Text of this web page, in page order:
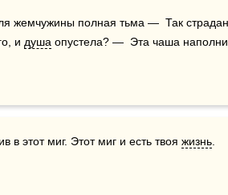
жемчужины полная тьма —  Так
и душа опустела? —  Эта чаша
в этот миг. Этот миг и есть твоя жизнь